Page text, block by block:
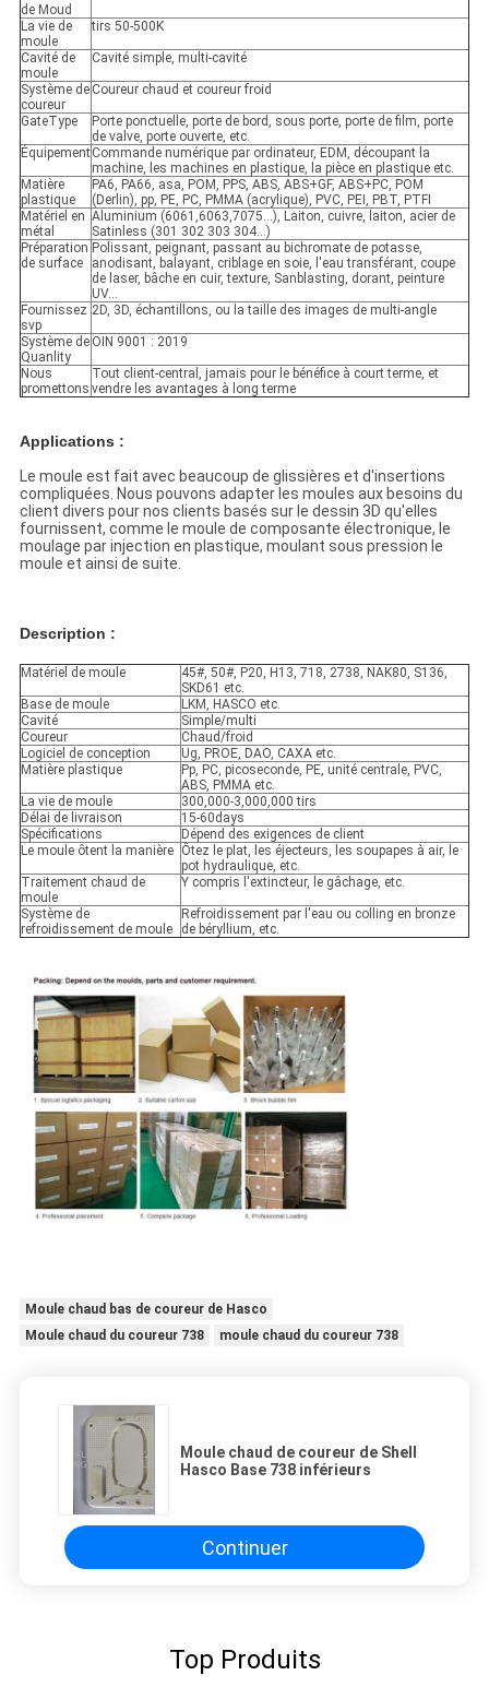
de Moud
La vie de
moule
tirs 50-500K
Cavité de
moule
Cavité simple, multi-cavité
Système de
coureur
Coureur chaud et coureur froid
GateType
Porte ponctuelle, porte de bord, sous porte, porte de film, porte
de valve, porte ouverte, etc.
ÉquipementCommande numérique par ordinateur, EDM, découpant la
machine, les machines en plastique, la pièce en plastique etc.
Matière
plastique
PA6, PA66, asa, POM, PPS, ABS, ABS+GF, ABS+PC, POM
(Derlin), pp, PE, PC, PMMA (acrylique), PVC, PEI, PBT, PTFI
Matériel en
métal
Aluminium (6061,6063,7075…), Laiton, cuivre, laiton, acier de
Satinless (301 302 303 304…)
Préparation
de surface
Polissant, peignant, passant au bichromate de potasse,
anodisant, balayant, criblage en soie, l'eau transférant, coupe
de laser, bâche en cuir, texture, Sanblasting, dorant, peinture
UV…
Fournissez
svp
2D, 3D, échantillons, ou la taille des images de multi-angle
Système de
Quanlity
OIN 9001 : 2019
Nous
promettons
Tout client-central, jamais pour le bénéfice à court terme, et
vendre les avantages à long terme
Applications :
Le moule est fait avec beaucoup de glissières et d'insertions
compliquées. Nous pouvons adapter les moules aux besoins du
client divers pour nos clients basés sur le dessin 3D qu'elles
fournissent, comme le moule de composante électronique, le
moulage par injection en plastique, moulant sous pression le
moule et ainsi de suite.
Description :
Matériel de moule
45#, 50#, P20, H13, 718, 2738, NAK80, S136,
SKD61 etc.
Base de moule
LKM, HASCO etc.
Cavité
Simple/multi
Coureur
Chaud/froid
Logiciel de conception
Ug, PROE, DAO, CAXA etc.
Matière plastique
Pp, PC, picoseconde, PE, unité centrale, PVC,
ABS, PMMA etc.
La vie de moule
300,000-3,000,000 tirs
Délai de livraison
15-60days
Spécifications
Dépend des exigences de client
Le moule ôtent la manière Ôtez le plat, les éjecteurs, les soupapes à air, le
pot hydraulique, etc.
Traitement chaud de
moule
Y compris l'extincteur, le gâchage, etc.
Système de
refroidissement de moule
Refroidissement par l'eau ou colling en bronze
de béryllium, etc.
Moule chaud bas de coureur de Hasco
Moule chaud du coureur 738
moule chaud du coureur 738
Moule chaud de coureur de Shell
Hasco Base 738 inférieurs
Continuer
Top Produits